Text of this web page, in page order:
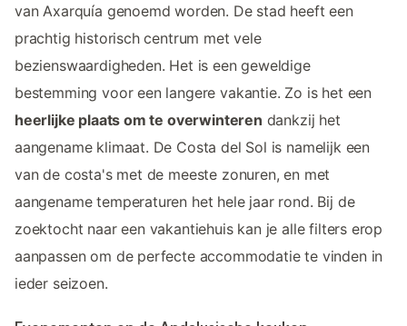
van Axarquía genoemd worden. De stad heeft een
prachtig historisch centrum met vele
bezienswaardigheden. Het is een geweldige
bestemming voor een langere vakantie. Zo is het een
heerlijke plaats om te overwinteren dankzij het
aangename klimaat. De Costa del Sol is namelijk een
van de costa's met de meeste zonuren, en met
aangename temperaturen het hele jaar rond. Bij de
zoektocht naar een vakantiehuis kan je alle filters erop
aanpassen om de perfecte accommodatie te vinden in
ieder seizoen.